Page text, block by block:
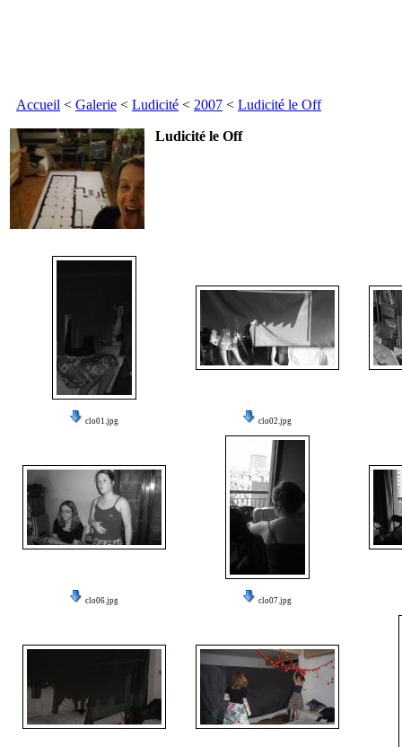
Accueil < Galerie < Ludicité < 2007 < Ludicité le Off
Ludicité le Off
clo01.jpg clo02.jpg
clo06.jpg clo07.jpg